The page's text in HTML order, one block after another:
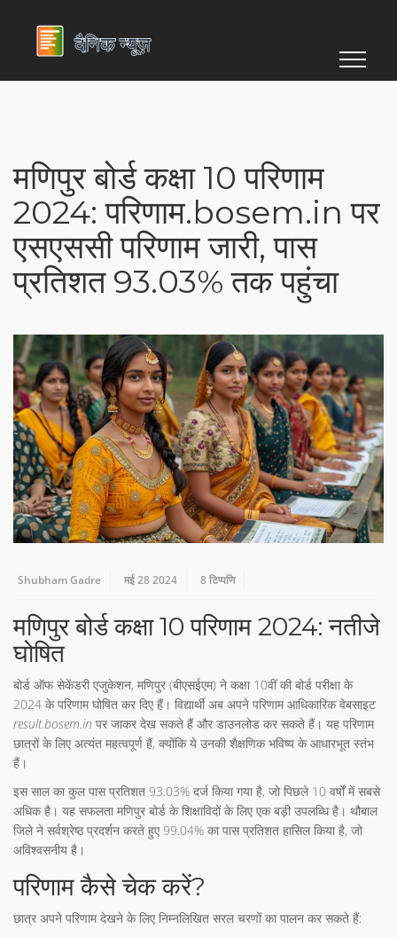
मणिपुर बोर्ड कक्षा 10 परिणाम
2024: परिणाम.bosem.in पर
एसएससी परिणाम जारी, पास
प्रतिशत 93.03% तक पहुंचा
Shubham Gadre मई 28 2024 8 टिप्पणि
मणिपुर बोर्ड कक्षा 10 परिणाम 2024: नतीजे
घोषित
बोर्ड ऑफ सेकेंडरी एजुकेशन, मणिपुर (बीएसईएम) ने कक्षा 10वीं की बोर्ड परीक्षा के
2024 के परिणाम घोषित कर दिए हैं। विद्यार्थी अब अपने परिणाम आधिकारिक वेबसाइट
result.bosem.in पर जाकर देख सकते हैं और डाउनलोड कर सकते हैं। यह परिणाम
छात्रों के लिए अत्यंत महत्वपूर्ण हैं, क्योंकि ये उनकी शैक्षणिक भविष्य के आधारभूत स्तंभ
हैं।
इस साल का कुल पास प्रतिशत 93.03% दर्ज किया गया है, जो पिछले 10 वर्षों में सबसे
अधिक है। यह सफलता मणिपुर बोर्ड के शिक्षाविदों के लिए एक बड़ी उपलब्धि है। थौबाल
जिले ने सर्वश्रेष्ठ प्रदर्शन करते हुए 99.04% का पास प्रतिशत हासिल किया है, जो
अविश्वसनीय है।
परिणाम कैसे चेक करें?
छात्र अपने परिणाम देखने के लिए निम्नलिखित सरल चरणों का पालन कर सकते हैं: